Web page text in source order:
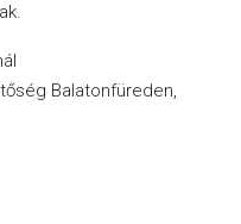
Balatonfüreden,